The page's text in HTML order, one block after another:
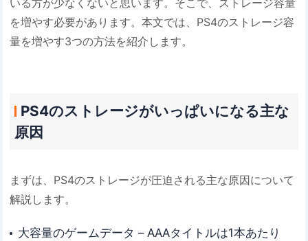
いる方が少なくないと思います。そこで、ストレージ容量
を増やす必要があります。本文では、PS4のストレージ容
量を増やす3つの方法を紹介します。
PS4のストレージがいっぱいになる主な
原因
まずは、PS4のストレージが圧迫される主な原因について
解説します。
大容量のゲームデータ – AAAタイトルは1本あたり